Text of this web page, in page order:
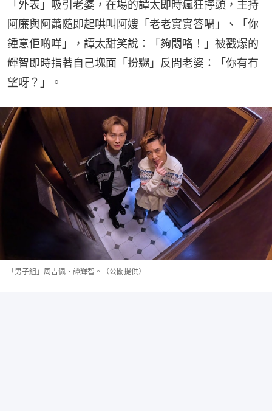
「外表」吸引老婆，在場的譚太即時瘋狂擰頭，主持
阿廉與阿蕭隨即起哄叫阿嫂「老老實實答喎」、「你
鍾意佢啲咩」，譚太甜笑說：「夠悶咯！」被戳爆的
輝智即時指著自己塊面「扮嬲」反問老婆：「你有冇
望呀？」。
「男子組」周吉佩、譚輝智。（公關提供）